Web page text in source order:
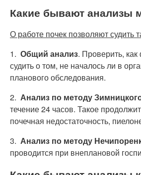
Какие бывают анализы
О работе почек позволяют судить
1. Общий анализ. Проверить,
судить о том, не началось ли в
планового обследования.
2. Анализ по методу
течение 24 часов. Такое
почечная недостаточность,
3. Анализ по методу
проводится при внеплановой